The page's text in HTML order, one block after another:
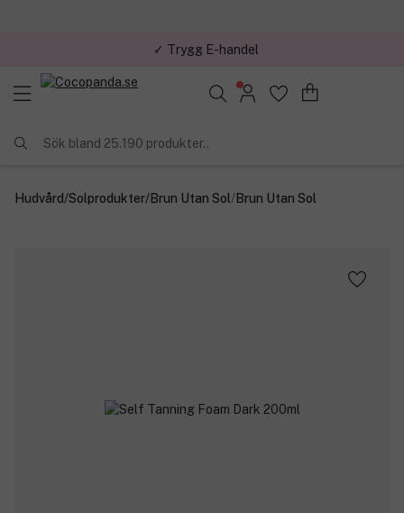
✓ Trygg E-handel
Sök bland 25.190 produkter..
Hudvård/Solprodukter/Brun Utan Sol/Brun Utan Sol